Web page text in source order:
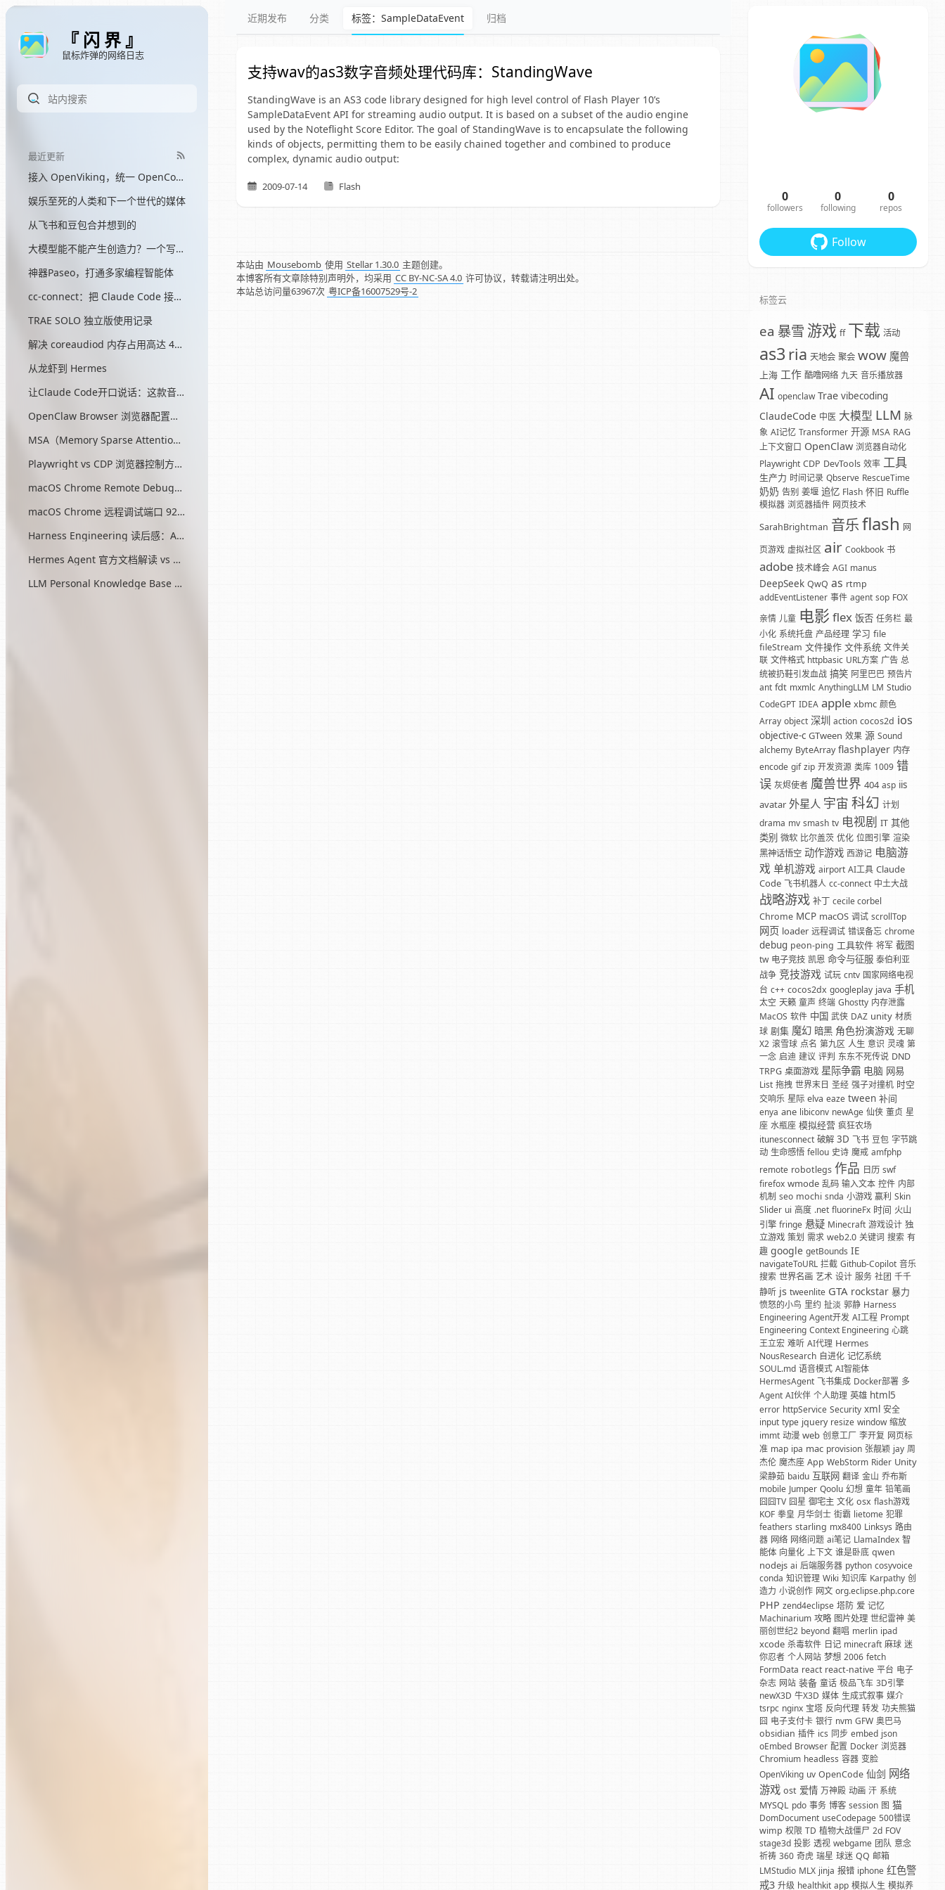
『 闪 界 』
鼠标炸弹的网络日志
最近更新
接入 OpenViking，统一 OpenCode 和 Hermes 的记忆
娱乐至死的人类和下一个世代的媒体
从飞书和豆包合并想到的
大模型能不能产生创造力？一个写了三个月网文的程序员的答案
神器Paseo，打通多家编程智能体
cc-connect：把 Claude Code 接入飞书
TRAE SOLO 独立版使用记录
解决 coreaudiod 内存占用高达 45G 的问题
从龙虾到 Hermes
让Claude Code开口说话：这款音效插件让我把编程玩成了游戏
OpenClaw Browser 浏览器配置指南
MSA（Memory Sparse Attention）— 突破 AI 记忆瓶颈的开源方案
Playwright vs CDP 浏览器控制方式对比
macOS Chrome Remote Debugging 配置
macOS Chrome 远程调试端口 9222 启动问题与最终解决方案
Harness Engineering 读后感：AI工程的第三次范式转移
Hermes Agent 官方文档解读 vs OpenClaw
LLM Personal Knowledge Base Pattern (Karpathy)
近期发布 分类 标签：SampleDataEvent 归档
支持wav的as3数字音频处理代码库：StandingWave
StandingWave is an AS3 code library designed for high level control of Flash Player 10’s
SampleDataEvent API for streaming audio output. It is based on a subset of the audio engine
used by the Noteflight Score Editor. The goal of StandingWave is to encapsulate the following
kinds of objects, permitting them to be easily chained together and combined to produce
complex, dynamic audio output:
2009-07-14 Flash
本站由 Mousebomb 使用 Stellar 1.30.0 主题创建。
本博客所有文章除特别声明外，均采用 CC BY-NC-SA 4.0 许可协议，转载请注明出处。
本站总访问量63967次 粤ICP备16007529号-2
0
followers
0
following
0
repos
Follow
标签云
ea 暴雪 游戏 ff 下载 活动
as3 ria 天地会 聚会 wow 魔兽
上海 工作 酷噜网络 九天 音乐播放器
AI openclaw Trae vibecoding
ClaudeCode 中医 大模型 LLM 脉
象 AI记忆 Transformer 开源 MSA RAG
上下文窗口 OpenClaw 浏览器自动化
Playwright CDP DevTools 效率 工具
生产力 时间记录 Qbserve RescueTime
奶奶 告别 姜堰 追忆 Flash 怀旧 Ruffle
模拟器 浏览器插件 网页技术
SarahBrightman 音乐flash 网
页游戏 虚拟社区 air Cookbook 书
adobe 技术峰会 AGI manus
DeepSeek QwQ as rtmp
addEventListener 事件 agent sop FOX
亲情 儿童 电影 flex 饭否 任务栏 最
小化 系统托盘 产品经理 学习 file
fileStream 文件操作 文件系统 文件关
联 文件格式 httpbasic URL方案 广告 总
统被扔鞋引发血战 搞笑 阿里巴巴 预告片
ant fdt mxmlc AnythingLLM LM Studio
CodeGPT IDEA apple xbmc 颜色
Array object 深圳 action cocos2d ios
objective-c GTween 效果 源 Sound
alchemy ByteArray flashplayer 内存
encode gif zip 开发资源 类库 1009 错
误 灰烬使者 魔兽世界 404 asp iis
avatar 外星人 宇宙 科幻 计划
drama mv smash tv 电视剧 IT 其他
类别 微软 比尔盖茨 优化 位图引擎 渲染
黑神话悟空 动作游戏 西游记 电脑游
戏 单机游戏 airport AI工具 Claude
Code 飞书机器人 cc-connect 中土大战
战略游戏 补丁 cecile corbel
Chrome MCP macOS 调试 scrollTop
网页 loader 远程调试 错误备忘 chrome
debug peon-ping 工具软件 将军 截图
tw 电子竞技 凯恩 命令与征服 泰伯利亚
战争 竞技游戏 试玩 cntv 国家网络电视
台 c++ cocos2dx googleplay java 手机
太空 天籁 童声 终端 Ghostty 内存泄露
MacOS 软件 中国 武侠 DAZ unity 材质
球 剧集 魔幻 暗黑 角色扮演游戏 无聊
X2 滚雪球 点名 第九区 人生 意识 灵魂 第
一念 启迪 建议 评判 东东不死传说 DND
TRPG 桌面游戏 星际争霸 电脑 网易
List 拖拽 世界末日 圣经 强子对撞机 时空
交响乐 星际 elva eaze tween 补间
enya ane libiconv newAge 仙侠 董贞 星
座 水瓶座 模拟经营 疯狂农场
itunesconnect 破解 3D 飞书 豆包 字节跳
动 生命感悟 fellou 史诗 魔戒 amfphp
remote robotlegs 作品 日历 swf
firefox wmode 乱码 输入文本 控件 内部
机制 seo mochi snda 小游戏 赢利 Skin
Slider ui 高度 .net fluorineFx 时间 火山
引擎 fringe 悬疑 Minecraft 游戏设计 独
立游戏 策划 需求 web2.0 关键词 搜索 有
趣 google getBounds IE
navigateToURL 拦截 Github-Copilot 音乐
搜索 世界名画 艺术 设计 服务 社团 千千
静听 js tweenlite GTA rockstar 暴力
愤怒的小鸟 里约 扯淡 郭静 Harness
Engineering Agent开发 AI工程 Prompt
Engineering Context Engineering 心跳
王立宏 难听 AI代理 Hermes
NousResearch 自进化 记忆系统
SOUL.md 语音模式 AI智能体
HermesAgent 飞书集成 Docker部署 多
Agent AI伙伴 个人助理 英雄 html5
error httpService Security xml 安全
input type jquery resize window 缩放
immt 动漫 web 创意工厂 李开复 网页标
准 map ipa mac provision 张靓颖 jay 周
杰伦 魔杰座 App WebStorm Rider Unity
梁静茹 baidu 互联网 翻译 金山 乔布斯
mobile Jumper Qoolu 幻想 童年 铅笔画
囧囧TV 囧星 御宅主 文化 osx flash游戏
KOF 拳皇 月华剑士 街霸 lietome 犯罪
feathers starling mx8400 Linksys 路由
器 网络 网络问题 ai笔记 LlamaIndex 智
能体 向量化 上下文 谁是卧底 qwen
nodejs ai 后端服务器 python cosyvoice
conda 知识管理 Wiki 知识库 Karpathy 创
造力 小说创作 网文 org.eclipse.php.core
PHP zend4eclipse 塔防 爱 记忆
Machinarium 攻略 图片处理 世纪雷神 美
丽创世纪2 beyond 翻唱 merlin ipad
xcode 杀毒软件 日记 minecraft 麻球 迷
你忍者 个人网站 梦想 2006 fetch
FormData react react-native 平台 电子
杂志 网站 装备 童话 极品飞车 3D引擎
newX3D 牛X3D 媒体 生成式叙事 媒介
tsrpc nginx 宝塔 反向代理 转发 功夫熊猫
囧 电子支付卡 银行 nvm GFW 奥巴马
obsidian 插件 ics 同步 embed json
oEmbed Browser 配置 Docker 浏览器
Chromium headless 容器 变脸
OpenViking uv OpenCode 仙剑 网络
游戏 ost 爱情 万神殿 动画 汗 系统
MYSQL pdo 事务 博客 session 图 猫
DomDocument useCodepage 500错误
wimp 权限 TD 植物大战僵尸 2d FOV
stage3d 投影 透视 webgame 团队 意念
祈祷 360 奇虎 瑞星 球迷 QQ 邮箱
LMStudio MLX jinja 报错 iphone 红色警
戒3 升级 healthkit app 模拟人生 模拟养